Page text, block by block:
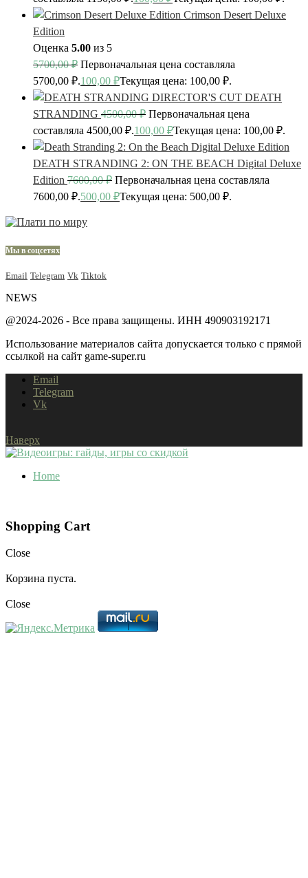
Crimson Desert Deluxe
Edition
Оценка 5.00 из 5
5700,00₽ Первоначальная цена составляла
5700,00 ₽.100,00 ₽Текущая цена: 100,00 ₽.
DEATH
STRANDING 4500,00₽ Первоначальная цена
составляла 4500,00 ₽.100,00 ₽Текущая цена: 100,00 ₽.
DEATH STRANDING 2: ON THE BEACH Digital Deluxe
Edition 7600,00₽ Первоначальная цена составляла
7600,00 ₽.500,00 ₽Текущая цена: 500,00 ₽.
Мы в соцсетях
Email Telegram Vk Tiktok
NEWS
@2024-2026 - Все права защищены. ИНН 490903192171
Использование материалов сайта допускается только с прямой
ссылкой на сайт game-super.ru
Email
Telegram
Vk
Наверх
Home
Shopping Cart
Close
Корзина пуста.
Close